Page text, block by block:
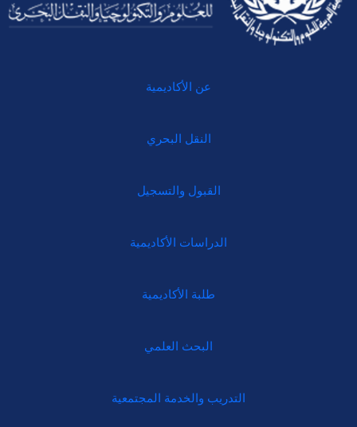
عن الأكاديمية
النقل البحري
القبول والتسجيل
الدراسات الأكاديمية
طلبة الأكاديمية
البحث العلمي
التدريب والخدمة المجتمعية